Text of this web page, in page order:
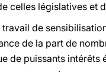
celles législatives et
de
de la part de
de puissants